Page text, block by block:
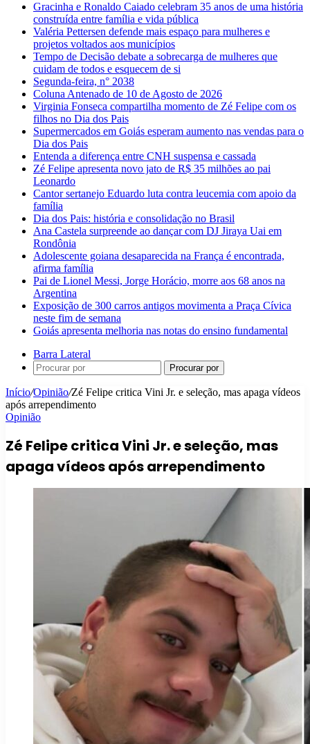
Gracinha e Ronaldo Caiado celebram 35 anos de uma história
construída entre família e vida pública
Valéria Pettersen defende mais espaço para mulheres e
projetos voltados aos municípios
Tempo de Decisão debate a sobrecarga de mulheres que
cuidam de todos e esquecem de si
Segunda-feira, n° 2038
Coluna Antenado de 10 de Agosto de 2026
Virginia Fonseca compartilha momento de Zé Felipe com os
filhos no Dia dos Pais
Supermercados em Goiás esperam aumento nas vendas para o
Dia dos Pais
Entenda a diferença entre CNH suspensa e cassada
Zé Felipe apresenta novo jato de R$ 35 milhões ao pai
Leonardo
Cantor sertanejo Eduardo luta contra leucemia com apoio da
família
Dia dos Pais: história e consolidação no Brasil
Ana Castela surpreende ao dançar com DJ Jiraya Uai em
Rondônia
Adolescente goiana desaparecida na França é encontrada,
afirma família
Pai de Lionel Messi, Jorge Horácio, morre aos 68 anos na
Argentina
Exposição de 300 carros antigos movimenta a Praça Cívica
neste fim de semana
Goiás apresenta melhoria nas notas do ensino fundamental
Barra Lateral
Procurar por
Início/Opinião/Zé Felipe critica Vini Jr. e seleção, mas apaga vídeos
após arrependimento
Opinião
Zé Felipe critica Vini Jr. e seleção, mas
apaga vídeos após arrependimento